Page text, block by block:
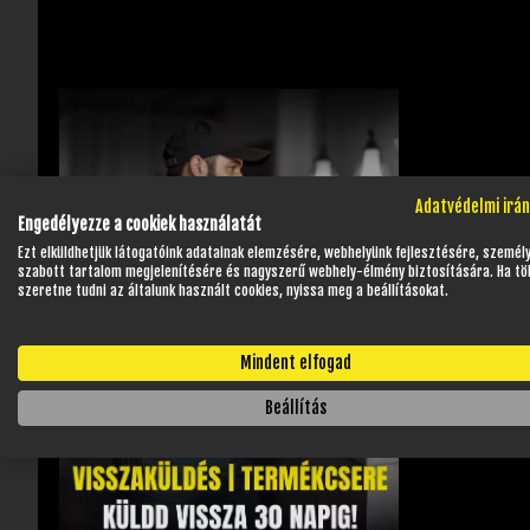
Adatvédelmi
Engedélyezze a cookiek használatát
Ezt elküldhetjük látogatóink adatainak elemzésére, webhelyünk fejlesztésére,
szabott tartalom megjelenítésére és nagyszerű webhely-élmény biztosítására. Ha
szeretne tudni az általunk használt cookies, nyissa meg a beállításokat.
Mindent elfogad
Beállítás